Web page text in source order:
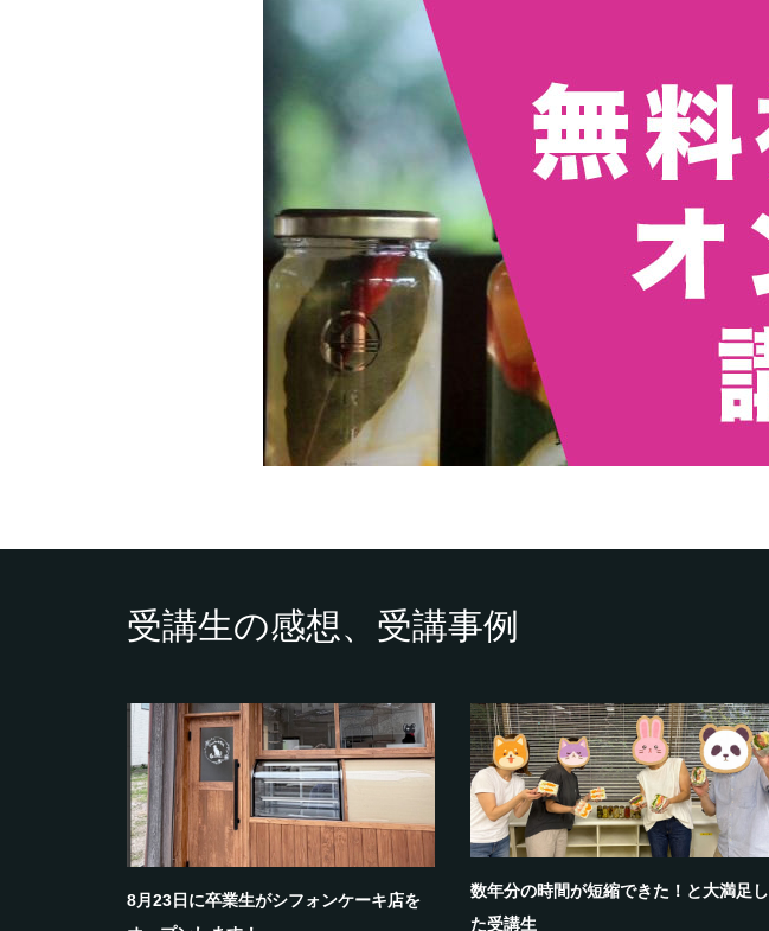
受講生の感想、受講事例
8月23日に卒業生がシフォンケーキ店を
数年分の時間が短縮できた！と大満足し
た受講生